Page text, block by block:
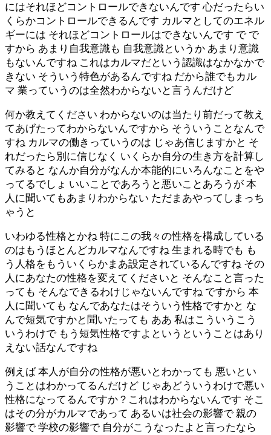
にはそれほどコントロールできないんです 心だったらい
くらかコントロールできるんです カルマとしてのエネル
ギーには それほどコントロールはできないんです で で
すから あまり自我意識も 自我意識というか あまり意識
もないんですね これはカルマだという認識はなかなかで
きない そういう特色があるんですね だから誰でもカル
マ 業っていうのは全然わからないと言うんだけど
何か教えてください わからないのは当たり前だって教え
てあげたってわからないんですから そういうことなんで
すね カルマの働きっていうのは じゃあ信じますかと そ
れだったら別に信じなく いくらか自分の生き方を計算し
てみると なんか自分がなんか本能的にいろんなことをや
ってるでしょ いいことであろうと悪いことあろうが 本
人に聞いてもあまりわからない ただまあやってしまっち
ゃうと
いわゆる性格とかね 特にこの我々の性格を構成している
のはもうほとんどカルマなんですね 生まれる時でも も
う人格をもういくらかまあ設定されているんですね その
人にあなたの性格を変えてくださいと そんなこと言った
っても そんなできるわけじゃないんですね ですから 本
人に聞いても なんであなたはそういう性格ですかと な
んで短気ですかと聞いたっても ああ 私はこういうこう
いうわけで もう短気性格ですよというということはあり
えない話なんですね
例えば 本人が自分の性格が悪いとわかっても 悪いとい
うことはわかってるんだけど じゃあどういうわけで悪い
性格になってるんですか？これはわからないんです そこ
はその分がカルマであって あるいは社会の影響で 親の
影響で 学校の影響で 自分がこうなったよと言ったなら